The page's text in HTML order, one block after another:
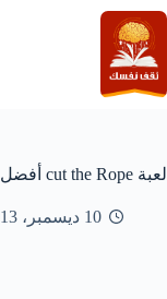
التجاوز
إلى
المحتوى
لعبة cut the Rope أفضل 10 نصائح وحيل تحتاج لمعرفتها
10 ديسمبر، 2013